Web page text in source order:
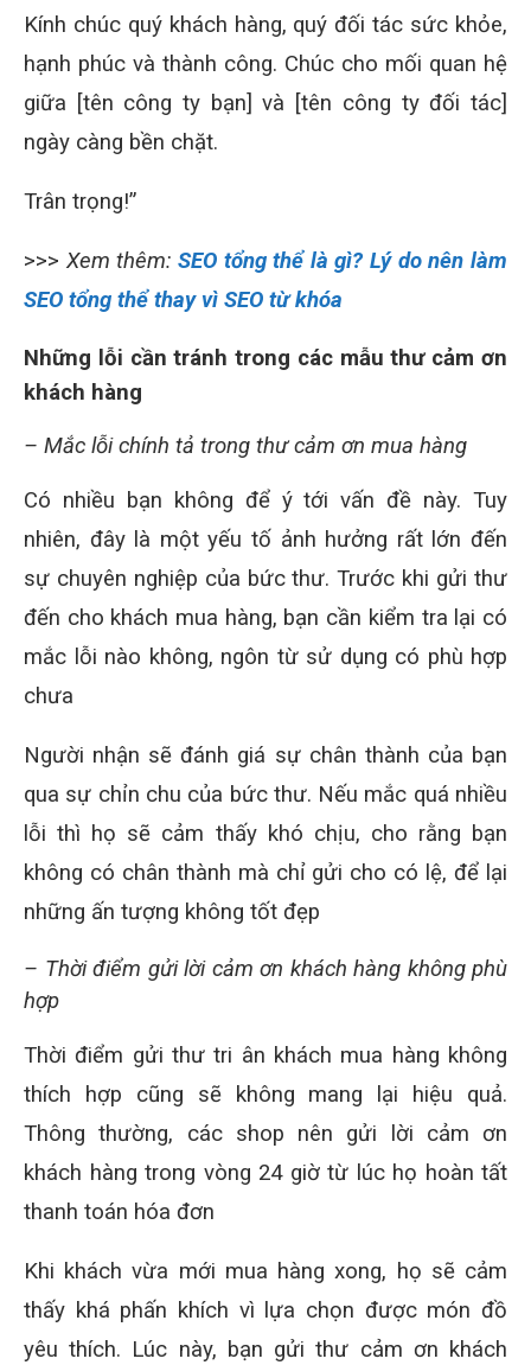
Kính chúc quý khách hàng, quý đối tác sức khỏe,
hạnh phúc và thành công. Chúc cho mối quan hệ
giữa [tên công ty bạn] và [tên công ty đối tác]
ngày càng bền chặt.
Trân trọng!”
>>> Xem thêm: SEO tổng thể là gì? Lý do nên làm
SEO tổng thể thay vì SEO từ khóa
Những lỗi cần tránh trong các mẫu thư cảm ơn
khách hàng
– Mắc lỗi chính tả trong thư cảm ơn mua hàng
Có nhiều bạn không để ý tới vấn đề này. Tuy
nhiên, đây là một yếu tố ảnh hưởng rất lớn đến
sự chuyên nghiệp của bức thư. Trước khi gửi thư
đến cho khách mua hàng, bạn cần kiểm tra lại có
mắc lỗi nào không, ngôn từ sử dụng có phù hợp
chưa
Người nhận sẽ đánh giá sự chân thành của bạn
qua sự chỉn chu của bức thư. Nếu mắc quá nhiều
lỗi thì họ sẽ cảm thấy khó chịu, cho rằng bạn
không có chân thành mà chỉ gửi cho có lệ, để lại
những ấn tượng không tốt đẹp
– Thời điểm gửi lời cảm ơn khách hàng không phù
hợp
Thời điểm gửi thư tri ân khách mua hàng không
thích hợp cũng sẽ không mang lại hiệu quả.
Thông thường, các shop nên gửi lời cảm ơn
khách hàng trong vòng 24 giờ từ lúc họ hoàn tất
thanh toán hóa đơn
Khi khách vừa mới mua hàng xong, họ sẽ cảm
thấy khá phấn khích vì lựa chọn được món đồ
yêu thích. Lúc này, bạn gửi thư cảm ơn khách